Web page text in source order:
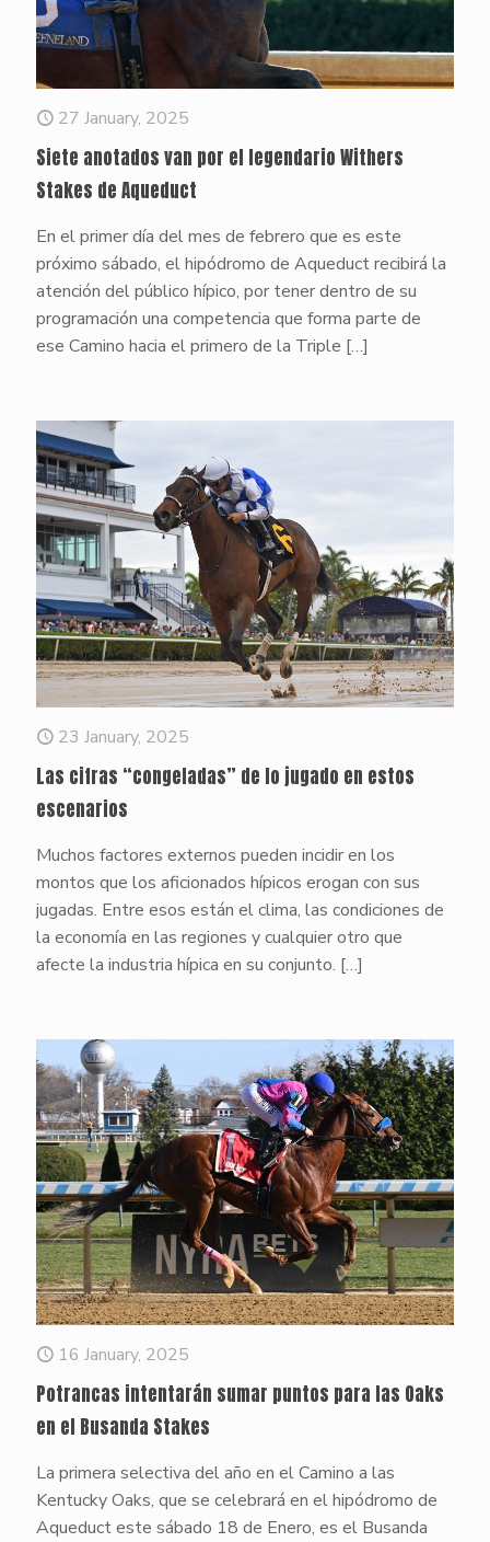
27 January, 2025
Siete anotados van por el legendario Withers
Stakes de Aqueduct
En el primer día del mes de febrero que es este
próximo sábado, el hipódromo de Aqueduct recibirá la
atención del público hípico, por tener dentro de su
programación una competencia que forma parte de
ese Camino hacia el primero de la Triple […]
23 January, 2025
Las cifras “congeladas” de lo jugado en estos
escenarios
Muchos factores externos pueden incidir en los
montos que los aficionados hípicos erogan con sus
jugadas. Entre esos están el clima, las condiciones de
la economía en las regiones y cualquier otro que
afecte la industria hípica en su conjunto. […]
16 January, 2025
Potrancas intentarán sumar puntos para las Oaks
en el Busanda Stakes
La primera selectiva del año en el Camino a las
Kentucky Oaks, que se celebrará en el hipódromo de
Aqueduct este sábado 18 de Enero, es el Busanda